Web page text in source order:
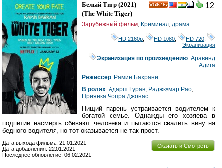
12
Белый Тигр (2021)
(The White Tiger)
Зарубежный фильм, Криминал, драма
HD 2160р HD 1080 HD 720
Экранизация
Экранизация по произведению:Аравинд
Адига
Режиссер: Рамин Бахрани
В ролях: Адарш Гурав, Раджкумар Рао,
Приянка Чопра Джонас
Нищий парень устраивается водителем к
богатой семье. Однажды его хозяева в
подпитии насмерть сбивают человека и пытаются свалить вину на
бедного водителя, но тот оказывается не так прост.
Скачать и Смотреть
Дата выхода фильма: 21.01.2021
Дата добавления: 22.01.2021
Последнее обновление: 06.02.2021